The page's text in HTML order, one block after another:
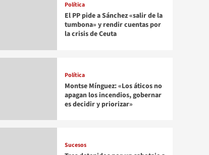
Política
El PP pide a Sánchez «salir de la
tumbona» y rendir cuentas por
la crisis de Ceuta
Política
Montse Mínguez: «Los áticos no
apagan los incendios, gobernar
es decidir y priorizar»
Sucesos